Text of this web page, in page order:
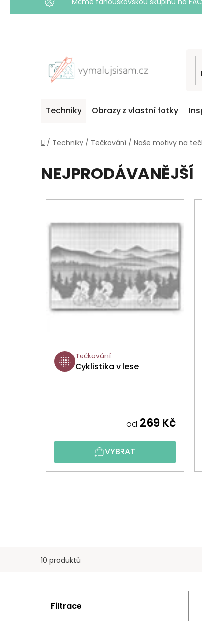
Máme fanouškovskou skupinu na
Techniky Obrazy z vlastní fotky
Domů
/ Techniky / Tečkování / Naše motivy na
NEJPRODÁVANĚJŠÍ
Tečkování
Cyklistika v lese
od 269 Kč
VYBRAT
10 produktů
Filtrace